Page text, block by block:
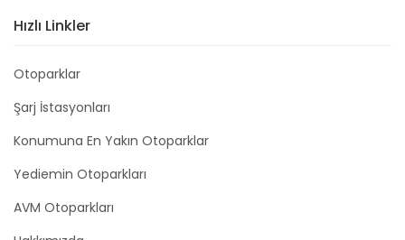
Hızlı Linkler
Otoparklar
Şarj İstasyonları
Konumuna En Yakın Otoparklar
Yediemin Otoparkları
AVM Otoparkları